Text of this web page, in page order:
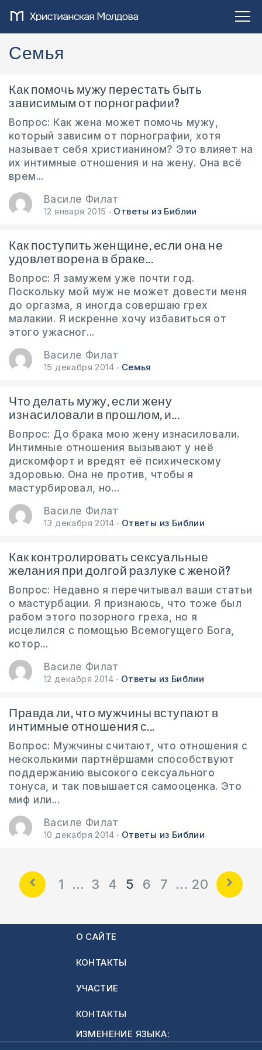
Семья
Как помочь мужу перестать быть
зависимым от порнографии?
Вопрос: Как жена может помочь мужу,
который зависим от порнографии, хотя
называет себя христианином? Это влияет на
их интимные отношения и на жену. Она всё
врем...
Василе Филат
12 января 2015 Ответы из Библии
Как поступить женщине, если она не
удовлетворена в браке...
Вопрос: Я замужем уже почти год.
Поскольку мой муж не может довести меня
до оргазма, я иногда совершаю грех
малакии. Я искренне хочу избавиться от
этого ужасног...
Василе Филат
15 декабря 2014 Семья
Что делать мужу, если жену
изнасиловали в прошлом, и...
Вопрос: До брака мою жену изнасиловали.
Интимные отношения вызывают у неё
дискомфорт и вредят её психическому
здоровью. Она не против, чтобы я
мастурбировал, но...
Василе Филат
13 декабря 2014 Ответы из Библии
Как контролировать сексуальные
желания при долгой разлуке с женой?
Вопрос: Недавно я перечитывал ваши статьи
о мастурбации. Я признаюсь, что тоже был
рабом этого позорного греха, но я
исцелился с помощью Всемогущего Бога,
котор...
Василе Филат
12 декабря 2014 Ответы из Библии
Правда ли, что мужчины вступают в
интимные отношения с...
Вопрос: Мужчины считают, что отношения с
несколькими партнёршами способствуют
поддержанию высокого сексуального
тонуса, и так повышается самооценка. Это
миф или...
Василе Филат
10 декабря 2014 Ответы из Библии
1 … 3 4 5 6 7 … 20
О САЙТЕ
КОНТАКТЫ
УЧАСТИЕ
КОНТАКТЫ
ИЗМЕНЕНИЕ ЯЗЫКА: